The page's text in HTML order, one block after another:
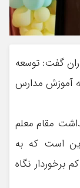
گفت: توسعه
آموزش مدارس
مقام معلم
است که به
برخوردار نگاه